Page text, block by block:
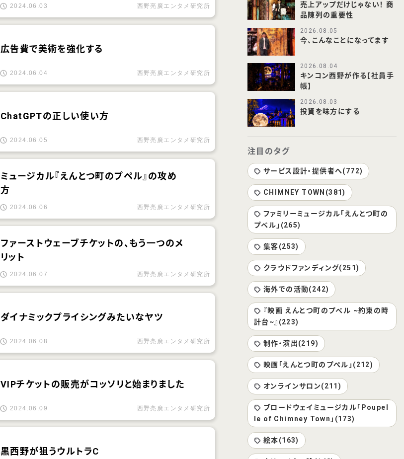
2024.06.03 西野亮廣エンタメ研究所
広告費で美術を強化する
2024.06.04 西野亮廣エンタメ研究所
ChatGPTの正しい使い方
2024.06.05 西野亮廣エンタメ研究所
ミュージカル『えんとつ町のプペル』の攻め
方
2024.06.06 西野亮廣エンタメ研究所
ファーストウェーブチケットの、もう一つのメ
リット
2024.06.07 西野亮廣エンタメ研究所
ダイナミックプライシングみたいなヤツ
2024.06.08 西野亮廣エンタメ研究所
VIPチケットの販売がコッソリと始まりました
2024.06.09 西野亮廣エンタメ研究所
黒西野が狙うウルトラC
売上アップだけじゃない！ 商
品陳列の重要性
2026.08.05
今、こんなことになってます
2026.08.04
キンコン西野が作る【社員手
帳】
2026.08.03
投資を味方にする
注目のタグ
サービス設計・提供者へ(772)
CHIMNEY TOWN(381)
ファミリーミュージカル「えんとつ町の
プペル」(265)
集客(253)
クラウドファンディング(251)
海外での活動(242)
『映画 えんとつ町のプペル ~約束の時
計台~』(223)
制作・演出(219)
映画「えんとつ町のプぺル」(212)
オンラインサロン(211)
ブロードウェイミュージカル「Poupel
le of Chimney Town」(173)
絵本(163)